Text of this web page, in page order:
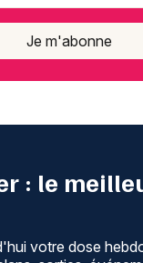
Je m'abonne
: le
votre dose